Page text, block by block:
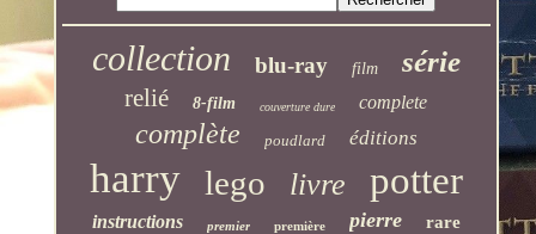
collection blu-ray film série
relié 8-film couverture dure complete
complète poudlard éditions
harry lego livre potter
instructions premier première pierre rare